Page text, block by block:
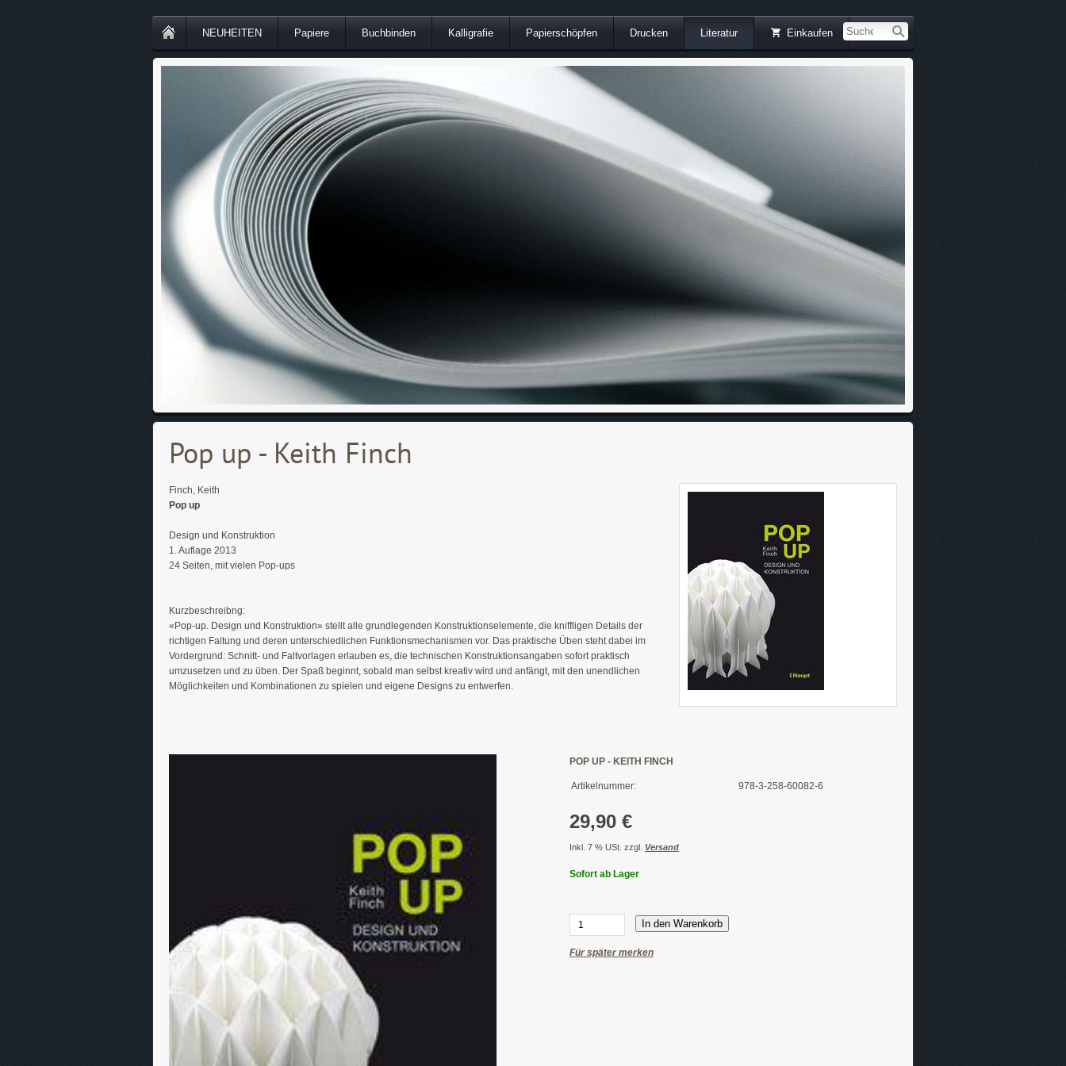
NEUHEITEN Papiere Buchbinden Kalligrafie Papierschöpfen Drucken Literatur Einkaufen
Pop up - Keith Finch
Finch, Keith
Pop up
Design und Konstruktion
1. Auflage 2013
24 Seiten, mit vielen Pop-ups
Kurzbeschreibng:
«Pop-up. Design und Konstruktion» stellt alle grundlegenden Konstruktionselemente, die kniffligen Details der
richtigen Faltung und deren unterschiedlichen Funktionsmechanismen vor. Das praktische Üben steht dabei im
Vordergrund: Schnitt- und Faltvorlagen erlauben es, die technischen Konstruktionsangaben sofort praktisch
umzusetzen und zu üben. Der Spaß beginnt, sobald man selbst kreativ wird und anfängt, mit den unendlichen
Möglichkeiten und Kombinationen zu spielen und eigene Designs zu entwerfen.
POP UP - KEITH FINCH
Artikelnummer: 978-3-258-60082-6
29,90 €
Inkl. 7 % USt. zzgl. Versand
Sofort ab Lager
In den Warenkorb
Für später merken